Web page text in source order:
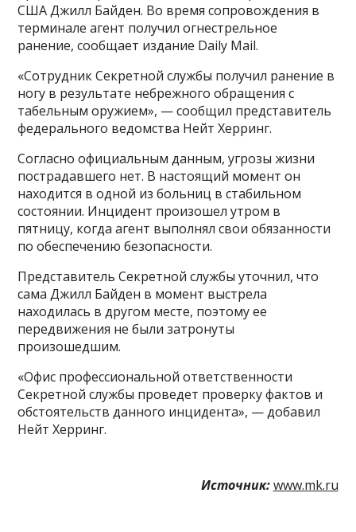
США Джилл Байден. Во время сопровождения в
терминале агент получил огнестрельное
ранение, сообщает издание Daily Mail.
«Сотрудник Секретной службы получил ранение в
ногу в результате небрежного обращения с
табельным оружием», — сообщил представитель
федерального ведомства Нейт Херринг.
Согласно официальным данным, угрозы жизни
пострадавшего нет. В настоящий момент он
находится в одной из больниц в стабильном
состоянии. Инцидент произошел утром в
пятницу, когда агент выполнял свои обязанности
по обеспечению безопасности.
Представитель Секретной службы уточнил, что
сама Джилл Байден в момент выстрела
находилась в другом месте, поэтому ее
передвижения не были затронуты
произошедшим.
«Офис профессиональной ответственности
Секретной службы проведет проверку фактов и
обстоятельств данного инцидента», — добавил
Нейт Херринг.
Источник: www.mk.ru